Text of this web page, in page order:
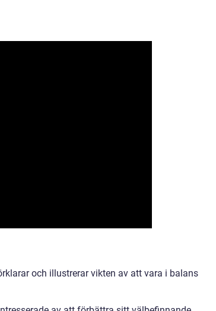
och illustrerar vikten av att vara i balans